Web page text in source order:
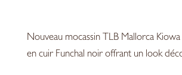
Kiowa
2510
Nouveau mocassin TLB Mallorca
en cuir Funchal noir offrant un look